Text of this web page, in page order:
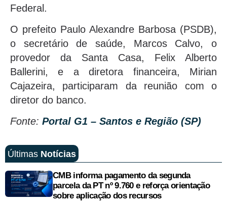
Federal.
O prefeito Paulo Alexandre Barbosa (PSDB),
o secretário de saúde, Marcos Calvo, o
provedor da Santa Casa, Felix Alberto
Ballerini, e a diretora financeira, Mirian
Cajazeira, participaram da reunião com o
diretor do banco.
Fonte: Portal G1 – Santos e Região (SP)
Últimas Notícias
CMB informa pagamento da segunda
parcela da PT nº 9.760 e reforça orientação
sobre aplicação dos recursos